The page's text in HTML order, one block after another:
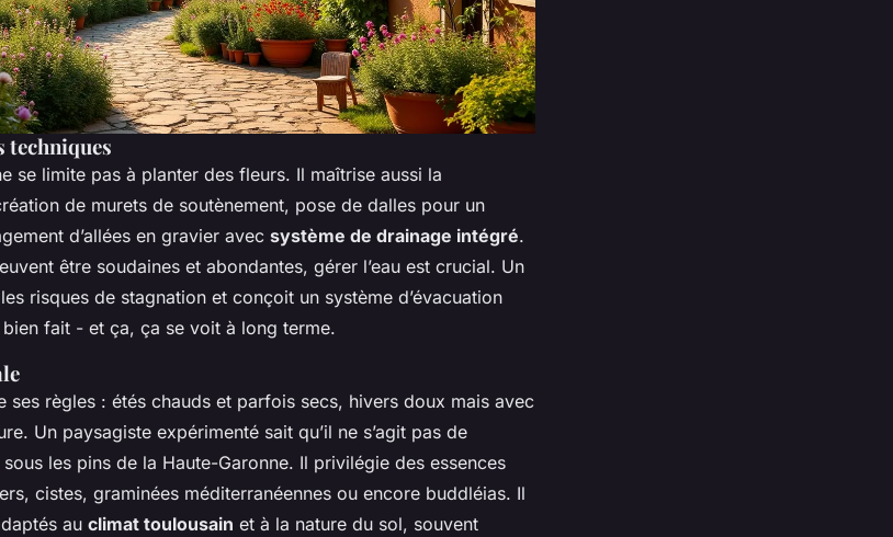
techniques
se limite pas à planter des fleurs. Il maîtrise aussi la
de murets de soutènement, pose de dalles pour un
d’allées en gravier avec système de drainage intégré.
être soudaines et abondantes, gérer l’eau est crucial. Un
risques de stagnation et conçoit un système d’évacuation
fait - et ça, ça se voit à long terme.
ses règles : étés chauds et parfois secs, hivers doux mais avec
Un paysagiste expérimenté sait qu’il ne s’agit pas de
les pins de la Haute-Garonne. Il privilégie des essences
cistes, graminées méditerranéennes ou encore buddléias. Il
au climat toulousain et à la nature du sol, souvent